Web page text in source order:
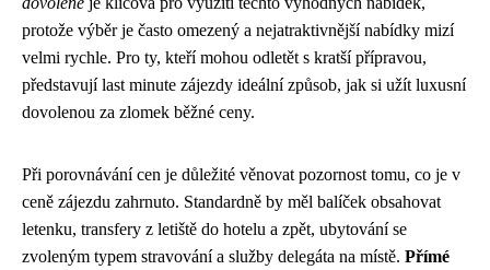
protože výběr je často omezený a nejatraktivnější nabídky mizí
velmi rychle. Pro ty, kteří mohou odletět s kratší přípravou,
představují last minute zájezdy ideální způsob, jak si užít luxusní
dovolenou za zlomek běžné ceny.
Při porovnávání cen je důležité věnovat pozornost tomu, co je v
ceně zájezdu zahrnuto. Standardně by měl balíček obsahovat
letenku, transfery z letiště do hotelu a zpět, ubytování se
zvoleným typem stravování a služby delegáta na místě. Přímé